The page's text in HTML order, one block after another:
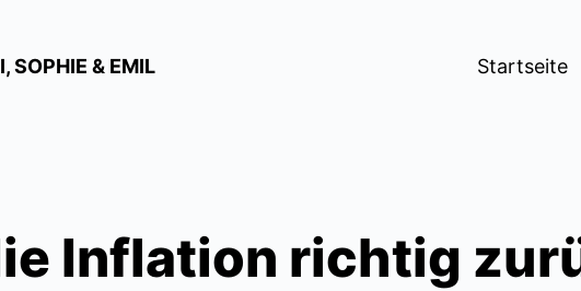
SOPHIE & EMIL Startseite
Inflation richtig